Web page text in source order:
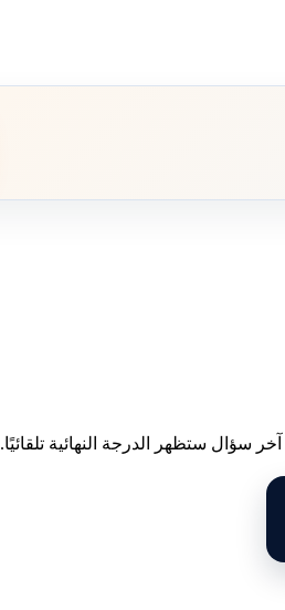
سؤال ستظهر الدرجة النهائية تلقائيًا.